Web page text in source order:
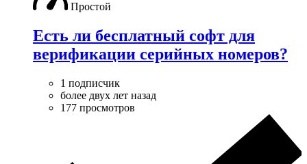
Простой
Есть ли бесплатный софт для
верификации серийных номеров?
1 подписчик
более двух лет назад
177 просмотров